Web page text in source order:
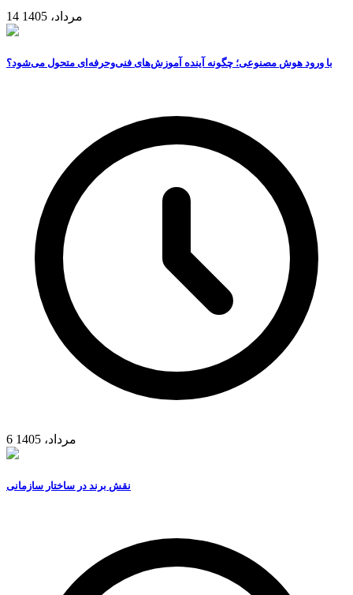
14 مرداد، 1405
با ورود هوش مصنوعی؛ چگونه آینده آموزش‌های فنی‌وحرفه‌ای متحول می‌شود؟
6 مرداد، 1405
نقش برند در ساختار سازمانی